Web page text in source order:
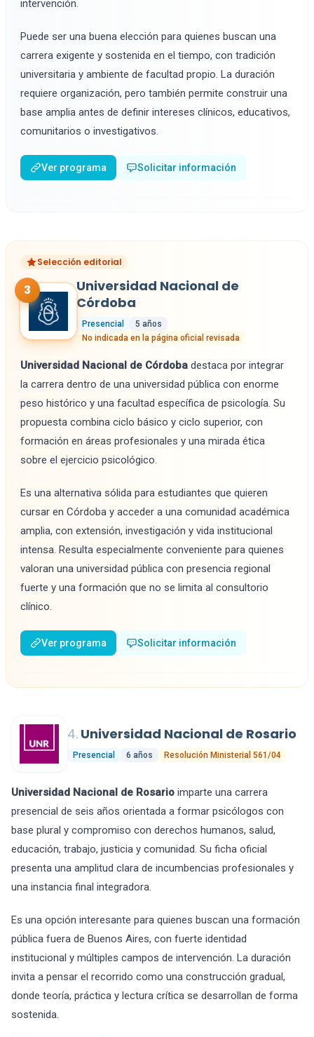
intervención.
Puede ser una buena elección para quienes buscan una
carrera exigente y sostenida en el tiempo, con tradición
universitaria y ambiente de facultad propio. La duración
requiere organización, pero también permite construir una
base amplia antes de definir intereses clínicos, educativos,
comunitarios o investigativos.
Ver programa Solicitar información
Selección editorial
3
Universidad Nacional de
Córdoba
Presencial
5 años
No indicada en la página oficial revisada
Universidad Nacional de Córdoba destaca por integrar
la carrera dentro de una universidad pública con enorme
peso histórico y una facultad específica de psicología. Su
propuesta combina ciclo básico y ciclo superior, con
formación en áreas profesionales y una mirada ética
sobre el ejercicio psicológico.
Es una alternativa sólida para estudiantes que quieren
cursar en Córdoba y acceder a una comunidad académica
amplia, con extensión, investigación y vida institucional
intensa. Resulta especialmente conveniente para quienes
valoran una universidad pública con presencia regional
fuerte y una formación que no se limita al consultorio
clínico.
Ver programa Solicitar información
4. Universidad Nacional de Rosario
Presencial 6 años Resolución Ministerial 561/04
Universidad Nacional de Rosario imparte una carrera
presencial de seis años orientada a formar psicólogos con
base plural y compromiso con derechos humanos, salud,
educación, trabajo, justicia y comunidad. Su ficha oficial
presenta una amplitud clara de incumbencias profesionales y
una instancia final integradora.
Es una opción interesante para quienes buscan una formación
pública fuera de Buenos Aires, con fuerte identidad
institucional y múltiples campos de intervención. La duración
invita a pensar el recorrido como una construcción gradual,
donde teoría, práctica y lectura crítica se desarrollan de forma
sostenida.